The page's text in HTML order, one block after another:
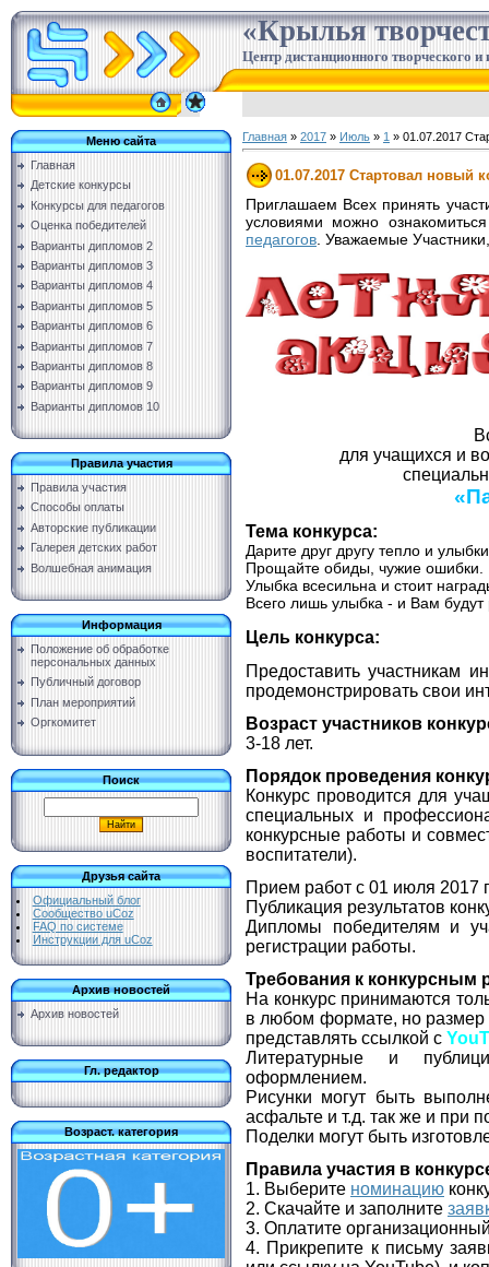
«Крылья
Центр дистанционного творческого и
Меню сайта
Главная
Детские конкурсы
Конкурсы для педагогов
Оценка победителей
Варианты дипломов 2
Варианты дипломов 3
Варианты дипломов 4
Варианты дипломов 5
Варианты дипломов 6
Варианты дипломов 7
Варианты дипломов 8
Варианты дипломов 9
Варианты дипломов 10
Правила участия
Правила участия
Способы оплаты
Авторские публикации
Галерея детских работ
Волшебная анимация
Информация
Положение об обработке
персональных данных
Публичный договор
План мероприятий
Оргкомитет
Поиск
Друзья сайта
Официальный блог
Сообщество uCoz
FAQ по системе
Инструкции для uCoz
Архив новостей
Архив новостей
Гл. редактор
Возраст. категория
Главная » 2017 » Июль » 1 » 01.07.2017
01.07.2017 Стартовал новый
Приглашаем Всех принять
условиями можно
педагогов . Уважаемые
для учащихся и
Тема конкурса:
Дарите друг другу тепло и
Прощайте обиды, чужие ошибки.
Улыбка всесильна и стоит
Всего лишь улыбка - и Вам
Цель конкурса:
Предоставить участникам
продемонстрировать свои
Возраст участников
3-18 лет.
Порядок проведения
Конкурс проводится для
специальных и
конкурсные работы и
воспитатели).
Прием работ с 01 июля 2017
Публикация результатов
Дипломы победителям и
регистрации работы.
Требования к конкурсным
На конкурс принимаются
в любом формате, но
представлять ссылкой с
Литературные и
оформлением.
Рисунки могут быть
асфальте и т.д. так же и при
Поделки могут быть
Правила участия в
1. Выберите номинацию
2. Скачайте и заполните
3. Оплатите
4. Прикрепите к письму